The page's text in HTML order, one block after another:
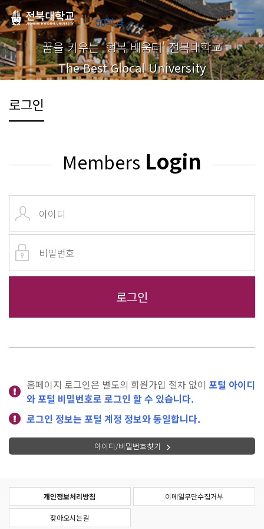
00학과
꿈을 키우는 '행복 배움터' 전북대학교
The Best Glocal University
로그인
Members Login
홈페이지 로그인은 별도의 회원가입 절차 없이 포털 아이디
와 포털 비밀번호로 로그인 할 수 있습니다.
로그인 정보는 포털 계정 정보와 동일합니다.
아이디/비밀번호찾기
개인정보처리방침 이메일무단수집거부
찾아오시는길